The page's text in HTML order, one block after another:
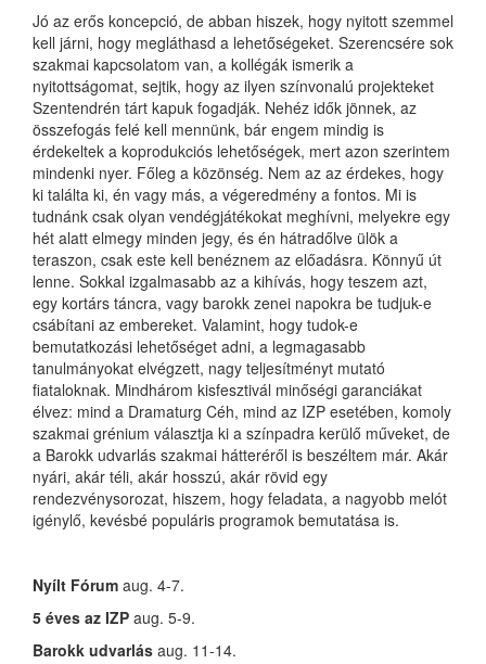
Jó az erős koncepció, de abban hiszek, hogy nyitott szemmel
kell járni, hogy megláthasd a lehetőségeket. Szerencsére sok
szakmai kapcsolatom van, a kollégák ismerik a
nyitottságomat, sejtik, hogy az ilyen színvonalú projekteket
Szentendrén tárt kapuk fogadják. Nehéz idők jönnek, az
összefogás felé kell mennünk, bár engem mindig is
érdekeltek a koprodukciós lehetőségek, mert azon szerintem
mindenki nyer. Főleg a közönség. Nem az az érdekes, hogy
ki találta ki, én vagy más, a végeredmény a fontos. Mi is
tudnánk csak olyan vendégjátékokat meghívni, melyekre egy
hét alatt elmegy minden jegy, és én hátradőlve ülök a
teraszon, csak este kell benéznem az előadásra. Könnyű út
lenne. Sokkal izgalmasabb az a kihívás, hogy teszem azt,
egy kortárs táncra, vagy barokk zenei napokra be tudjuk-e
csábítani az embereket. Valamint, hogy tudok-e
bemutatkozási lehetőséget adni, a legmagasabb
tanulmányokat elvégzett, nagy teljesítményt mutató
fiataloknak. Mindhárom kisfesztivál minőségi garanciákat
élvez: mind a Dramaturg Céh, mind az IZP esetében, komoly
szakmai grénium választja ki a színpadra kerülő műveket, de
a Barokk udvarlás szakmai hátteréről is beszéltem már. Akár
nyári, akár téli, akár hosszú, akár rövid egy
rendezvénysorozat, hiszem, hogy feladata, a nagyobb melót
igénylő, kevésbé populáris programok bemutatása is.
Nyílt Fórum aug. 4-7.
5 éves az IZP aug. 5-9.
Barokk udvarlás aug. 11-14.